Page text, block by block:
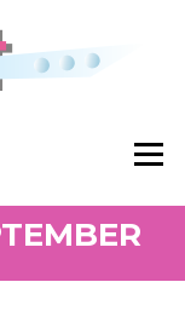
Menü